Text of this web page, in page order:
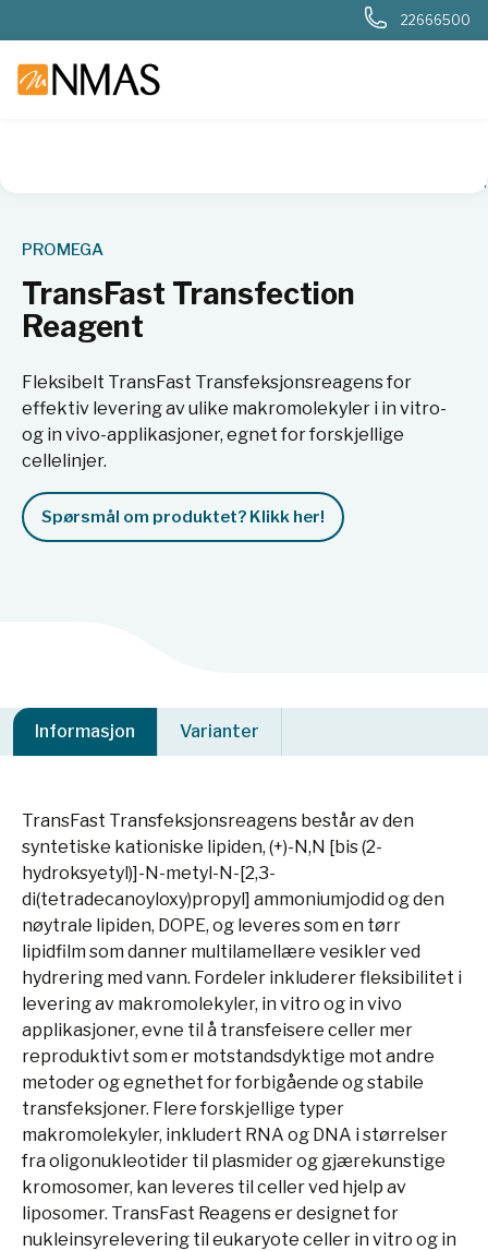
22666500
PROMEGA
TransFast Transfection
Reagent
Fleksibelt TransFast Transfeksjonsreagens for
effektiv levering av ulike makromolekyler i in vitro-
og in vivo-applikasjoner, egnet for forskjellige
cellelinjer.
Spørsmål om produktet? Klikk her!
Informasjon Varianter
TransFast Transfeksjonsreagens består av den
syntetiske kationiske lipiden, (+)-N,N [bis (2-
hydroksyetyl)]-N-metyl-N-[2,3-
di(tetradecanoyloxy)propyl] ammoniumjodid og den
nøytrale lipiden, DOPE, og leveres som en tørr
lipidfilm som danner multilamellære vesikler ved
hydrering med vann. Fordeler inkluderer fleksibilitet i
levering av makromolekyler, in vitro og in vivo
applikasjoner, evne til å transfeisere celler mer
reproduktivt som er motstandsdyktige mot andre
metoder og egnethet for forbigående og stabile
transfeksjoner. Flere forskjellige typer
makromolekyler, inkludert RNA og DNA i størrelser
fra oligonukleotider til plasmider og gjærekunstige
kromosomer, kan leveres til celler ved hjelp av
liposomer. TransFast Reagens er designet for
nukleinsyrelevering til eukaryote celler in vitro og in